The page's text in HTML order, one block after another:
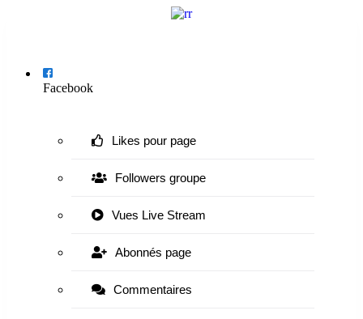
Facebook
Likes pour page
Followers groupe
Vues Live Stream
Abonnés page
Commentaires